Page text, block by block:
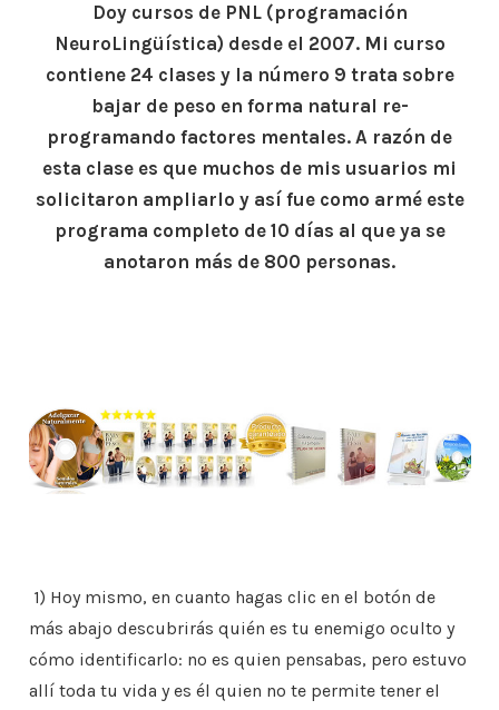
Doy cursos de PNL (programación
NeuroLingüística) desde el 2007. Mi curso
contiene 24 clases y la número 9 trata sobre
bajar de peso en forma natural re-
programando factores mentales. A razón de
esta clase es que muchos de mis usuarios mi
solicitaron ampliarlo y así fue como armé este
programa completo de 10 días al que ya se
anotaron más de 800 personas.
1) Hoy mismo, en cuanto hagas clic en el botón de
más abajo descubrirás quién es tu enemigo oculto y
cómo identificarlo: no es quien pensabas, pero estuvo
allí toda tu vida y es él quien no te permite tener el